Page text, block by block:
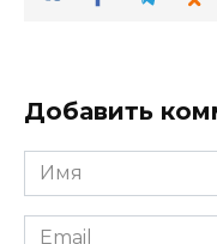
Добавить
Имя
*
Email